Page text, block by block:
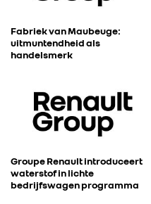
Fabriek van Maubeuge:
uitmuntendheid als
handelsmerk
Groupe Renault introduceert
waterstof in lichte
bedrijfswagen programma